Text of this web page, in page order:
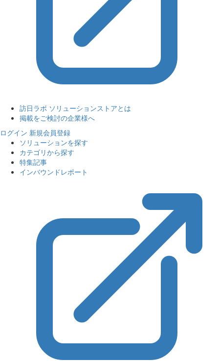
訪日ラボ ソリューションストアとは
掲載をご検討の企業様へ
ログイン 新規会員登録
ソリューションを探す
カテゴリから探す
特集記事
インバウンドレポート